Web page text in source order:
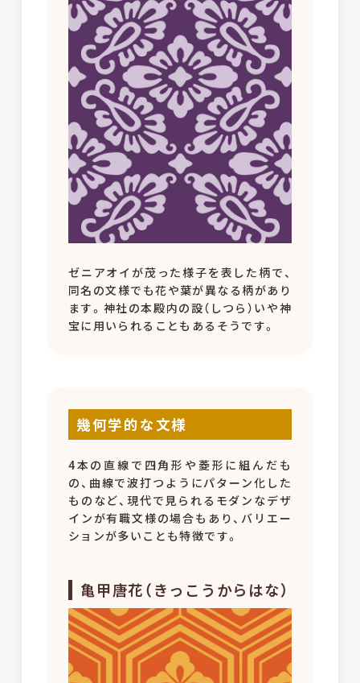
ゼニアオイが茂った様子を表した柄で、
同名の文様でも花や葉が異なる柄があり
ます。神社の本殿内の設（しつら）いや神
宝に用いられることもあるそうです。
幾何学的な文様
4本の直線で四角形や菱形に組んだも
の、曲線で波打つようにパターン化した
ものなど、現代で見られるモダンなデザ
インが有職文様の場合もあり、バリエー
ションが多いことも特徴です。
亀甲唐花（きっこうからはな）